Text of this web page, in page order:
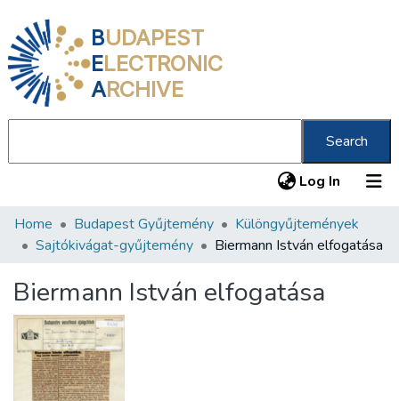
BUDAPEST
ELECTRONIC
ARCHIVE
Search
Log In (current)
Communities & Collections
Statistics
About us
Home Budapest Gyűjtemény
Különgyűjtemények
Sajtókivágat-gyűjtemény
Biermann István elfogatása
Biermann István elfogatása